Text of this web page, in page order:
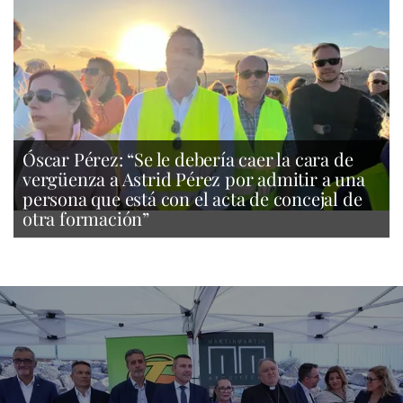
Óscar Pérez: “Se le debería caer la cara de
vergüenza a Astrid Pérez por admitir a una
persona que está con el acta de concejal de
otra formación”